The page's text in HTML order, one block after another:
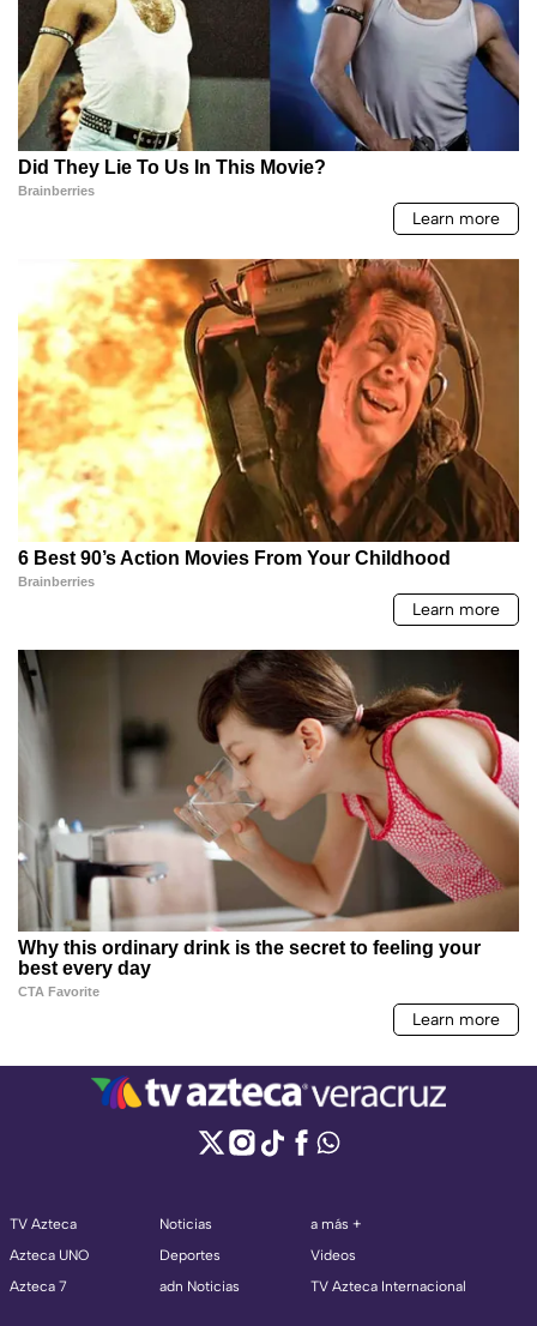
TV Azteca
Azteca UNO
Azteca 7
Noticias
Deportes
adn Noticias
a más +
Videos
TV Azteca Internacional